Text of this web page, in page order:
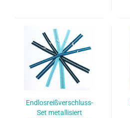
Endlosreißverschluss-
Set metallisiert